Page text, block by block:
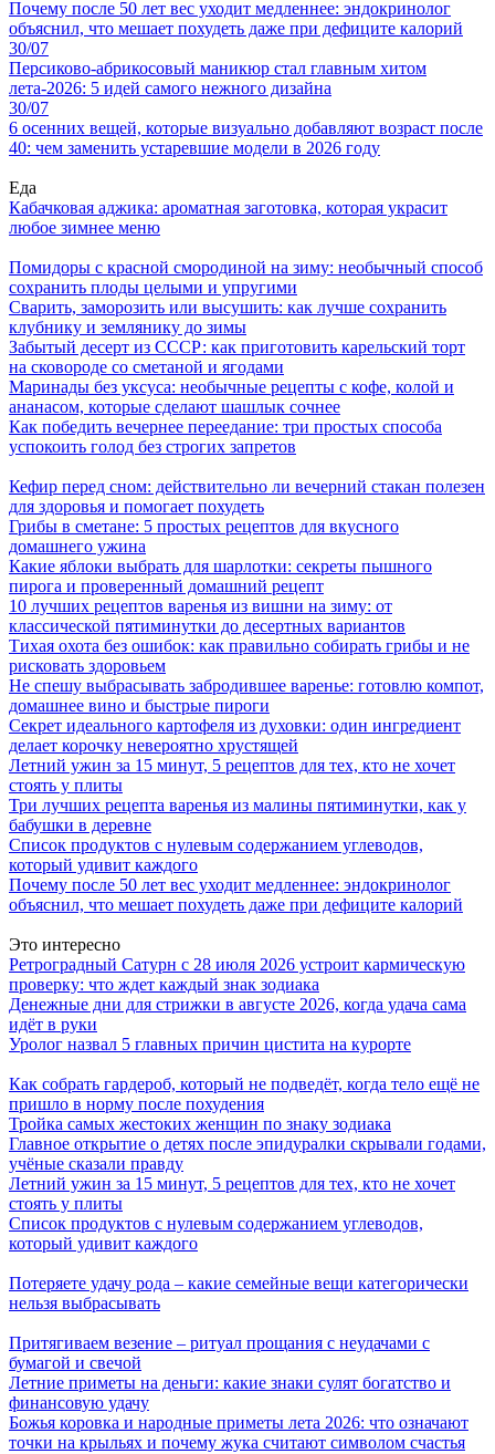
Почему после 50 лет вес уходит медленнее: эндокринолог
объяснил, что мешает похудеть даже при дефиците калорий
30/07
Персиково-абрикосовый маникюр стал главным хитом
лета-2026: 5 идей самого нежного дизайна
30/07
6 осенних вещей, которые визуально добавляют возраст после
40: чем заменить устаревшие модели в 2026 году
Еда
Кабачковая аджика: ароматная заготовка, которая украсит
любое зимнее меню
Помидоры с красной смородиной на зиму: необычный способ
сохранить плоды целыми и упругими
Сварить, заморозить или высушить: как лучше сохранить
клубнику и землянику до зимы
Забытый десерт из СССР: как приготовить карельский торт
на сковороде со сметаной и ягодами
Маринады без уксуса: необычные рецепты с кофе, колой и
ананасом, которые сделают шашлык сочнее
Как победить вечернее переедание: три простых способа
успокоить голод без строгих запретов
Кефир перед сном: действительно ли вечерний стакан полезен
для здоровья и помогает похудеть
Грибы в сметане: 5 простых рецептов для вкусного
домашнего ужина
Какие яблоки выбрать для шарлотки: секреты пышного
пирога и проверенный домашний рецепт
10 лучших рецептов варенья из вишни на зиму: от
классической пятиминутки до десертных вариантов
Тихая охота без ошибок: как правильно собирать грибы и не
рисковать здоровьем
Не спешу выбрасывать забродившее варенье: готовлю компот,
домашнее вино и быстрые пироги
Секрет идеального картофеля из духовки: один ингредиент
делает корочку невероятно хрустящей
Летний ужин за 15 минут, 5 рецептов для тех, кто не хочет
стоять у плиты
Три лучших рецепта варенья из малины пятиминутки, как у
бабушки в деревне
Список продуктов с нулевым содержанием углеводов,
который удивит каждого
Почему после 50 лет вес уходит медленнее: эндокринолог
объяснил, что мешает похудеть даже при дефиците калорий
Это интересно
Ретроградный Сатурн с 28 июля 2026 устроит кармическую
проверку: что ждет каждый знак зодиака
Денежные дни для стрижки в августе 2026, когда удача сама
идёт в руки
Уролог назвал 5 главных причин цистита на курорте
Как собрать гардероб, который не подведёт, когда тело ещё не
пришло в норму после похудения
Тройка самых жестоких женщин по знаку зодиака
Главное открытие о детях после эпидуралки скрывали годами,
учёные сказали правду
Летний ужин за 15 минут, 5 рецептов для тех, кто не хочет
стоять у плиты
Список продуктов с нулевым содержанием углеводов,
который удивит каждого
Потеряете удачу рода – какие семейные вещи категорически
нельзя выбрасывать
Притягиваем везение – ритуал прощания с неудачами с
бумагой и свечой
Летние приметы на деньги: какие знаки сулят богатство и
финансовую удачу
Божья коровка и народные приметы лета 2026: что означают
точки на крыльях и почему жука считают символом счастья